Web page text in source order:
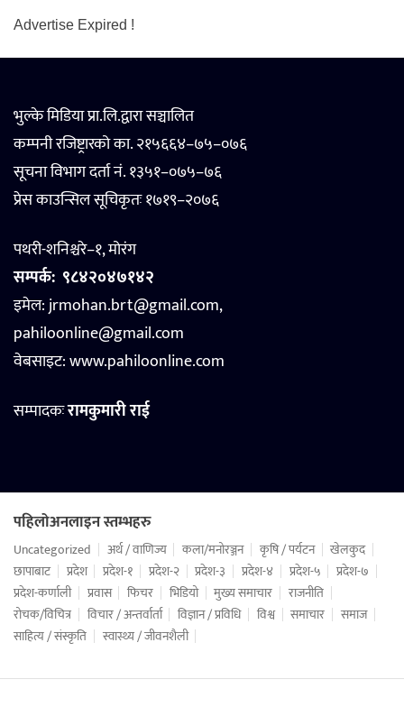
Advertise Expired !
भुल्के मिडिया प्रा.लि.द्वारा सञ्चालित
कम्पनी रजिष्ट्रारको का. २१५६६४–७५–०७६
सूचना विभाग दर्ता नं. १३५१–०७५–७६
प्रेस काउन्सिल सूचिकृतः १७१९–२०७६
पथरी-शनिश्चरे–१, मोरंग
सम्पर्क: ९८४२०४७१४२
इमेल: jrmohan.brt@gmail.com,
pahiloonline@gmail.com
वेबसाइट:www.pahiloonline.com
सम्पादकःरामकुमारी राई
पहिलोअनलाइन स्तम्भहरु
Uncategorized अर्थ / वाणिज्य कला/मनोरञ्जन कृषि / पर्यटन
खेलकुद
छापाबाट
प्रदेश प्रदेश-१ प्रदेश-२ प्रदेश-३ प्रदेश-४ प्रदेश-५
प्रदेश-७
प्रदेश-कर्णाली
प्रवास फिचर भिडियो मुख्य समाचार
राजनीति
रोचक/विचित्र
विचार / अन्तर्वार्ता विज्ञान / प्रविधि विश्व समाचार
समाज
साहित्य / संस्कृति
स्वास्थ्य / जीवनशैली